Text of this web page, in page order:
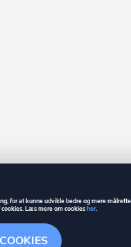
ownr ApS – CVR nr.: 36 40 88
for at kunne udvikle bedre og mere
Læs mere om cookiesher.